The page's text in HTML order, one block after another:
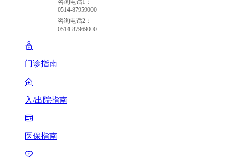
0514-87959000
咨询电话2：
0514-87969000
门诊指南
入/出院指南
医保指南